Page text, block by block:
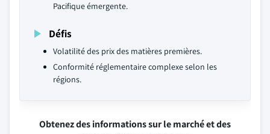
Pacifique émergente.
Défis
Volatilité des prix des matières premières.
Conformité réglementaire complexe selon les
régions.
Obtenez des informations sur le marché et des